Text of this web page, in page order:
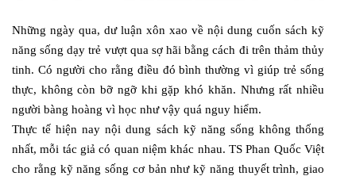
Những ngày qua, dư luận xôn xao về nội dung cuốn sách kỹ
năng sống dạy trẻ vượt qua sợ hãi bằng cách đi trên thảm thủy
tinh. Có người cho rằng điều đó bình thường vì giúp trẻ sống
thực, không còn bỡ ngỡ khi gặp khó khăn. Nhưng rất nhiều
người bàng hoàng vì học như vậy quá nguy hiểm.
Thực tế hiện nay nội dung sách kỹ năng sống không thống
nhất, mỗi tác giả có quan niệm khác nhau. TS Phan Quốc Việt
cho rằng kỹ năng sống cơ bản như kỹ năng thuyết trình, giao